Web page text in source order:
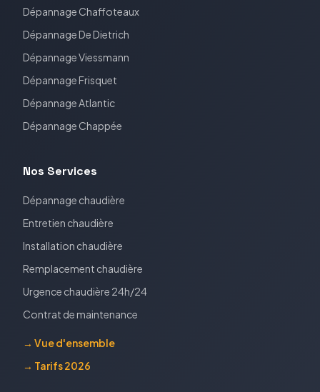
Dépannage Chaffoteaux
DépannageDe Dietrich
DépannageViessmann
DépannageFrisquet
DépannageAtlantic
Dépannage Chappée
Nos Services
Dépannage chaudière
Entretien chaudière
Installation chaudière
Remplacement chaudière
Urgence chaudière 24h/24
Contrat de maintenance
→ Vue d'ensemble
→ Tarifs 2026